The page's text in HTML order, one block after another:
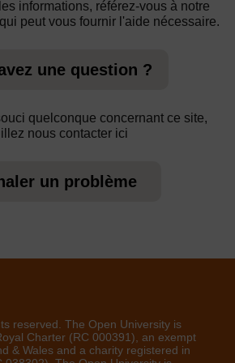
informations, référez-vous à notre
peut vous fournir l'aide nécessaire.
une question ?
quelconque concernant ce site,
nous contacter ici
un problème
reserved. The Open University is
Charter (RC 000391), an exempt
& Wales and a charity registered in